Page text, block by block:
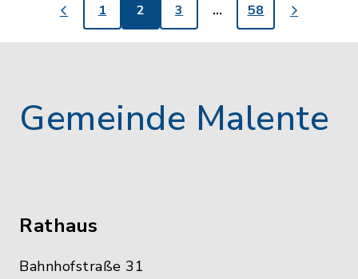
1 2 3 … 58
Gemeinde Malente
Rathaus
Bahnhofstraße 31